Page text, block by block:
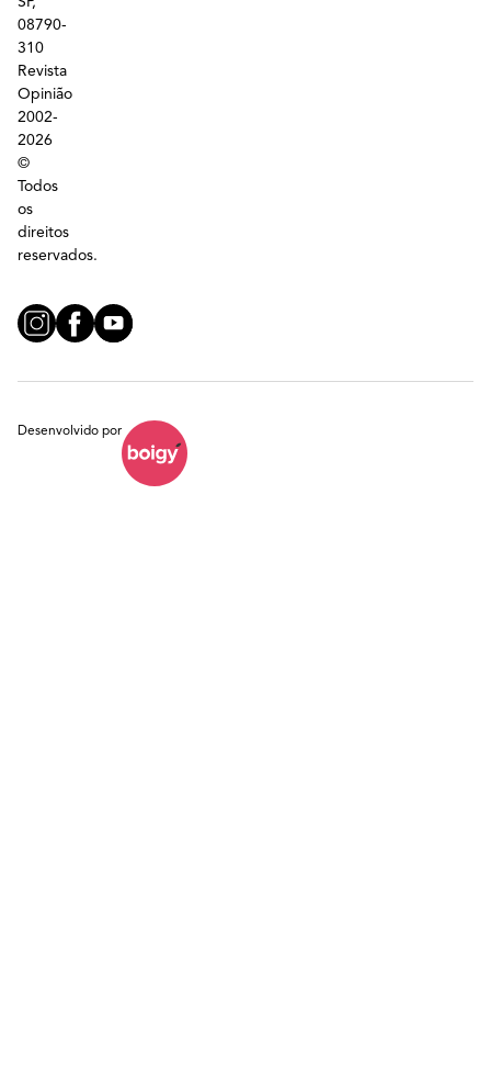
08790-
310
Revista
Opinião
2002-
2026
©
Todos
os
direitos
reservados.
Desenvolvido por